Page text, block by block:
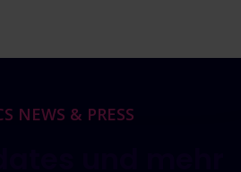
NEWS & PRESS